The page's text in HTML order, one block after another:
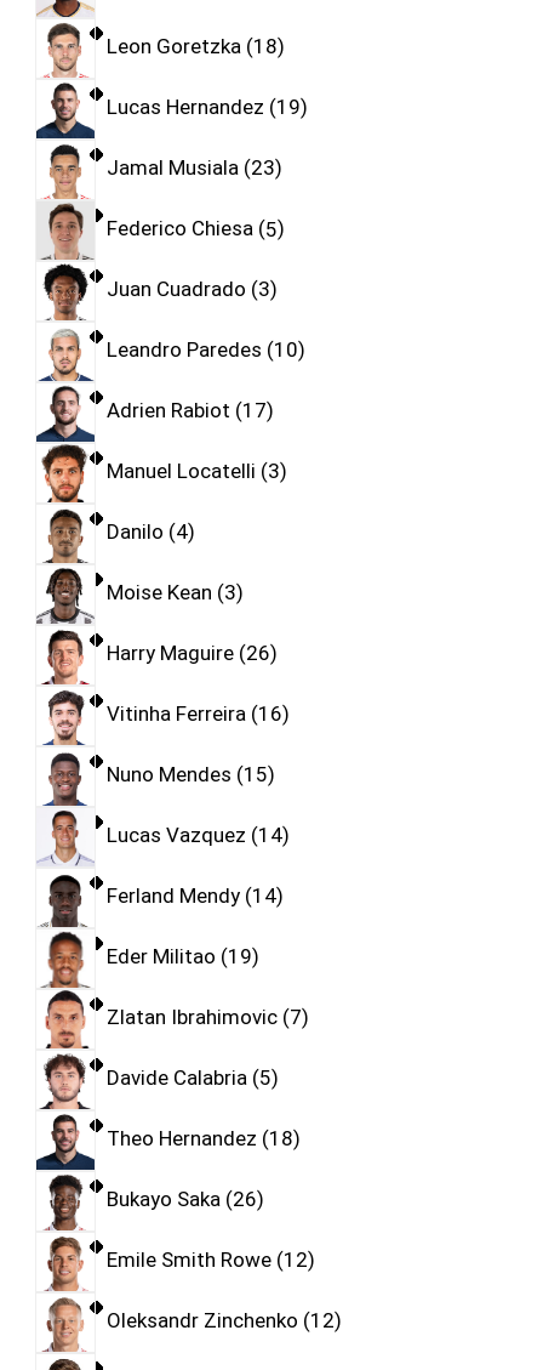
Leon Goretzka 18
Lucas Hernandez 19
Jamal Musiala 23
Federico Chiesa 5
Juan Cuadrado 3
Leandro Paredes 10
Adrien Rabiot 17
Manuel Locatelli 3
Danilo 4
Moise Kean 3
Harry Maguire 26
Vitinha Ferreira 16
Nuno Mendes 15
Lucas Vazquez 14
Ferland Mendy 14
Eder Militao 19
Zlatan Ibrahimovic 7
Davide Calabria 5
Theo Hernandez 18
Bukayo Saka 26
Emile Smith Rowe 12
Oleksandr Zinchenko 12